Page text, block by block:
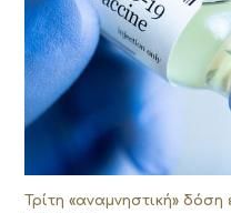
Τρίτη «αναμνηστική»